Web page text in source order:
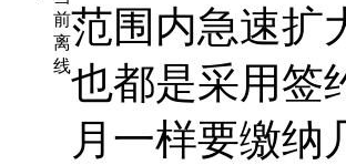
前
离
线
范围内急速扩
也都是采用签
月一样要缴纳